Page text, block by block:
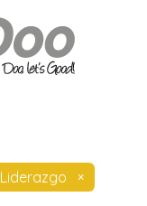
Liderazgo ×